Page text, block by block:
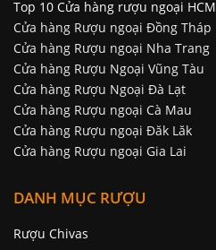
Top 10 Cửa hàng rượu ngoại HCM
Cửa hàng Rượu ngoại Đồng Tháp
Cửa hàng Rượu ngoại Nha Trang
Cửa hàng Rượu Ngoại Vũng Tàu
Cửa hàng Rượu Ngoại Đà Lạt
Cửa hàng Rượu ngoại Cà Mau
Cửa hàng Rượu ngoại Đăk Lăk
Cửa hàng Rượu ngoại Gia Lai
DANH MỤC RƯỢU
Rượu Chivas